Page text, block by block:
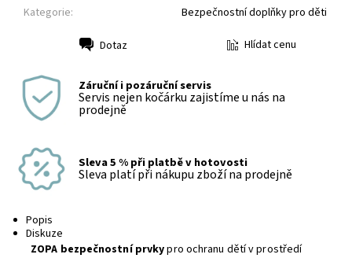
Kategorie: Bezpečnostní doplňky pro děti
Dotaz Hlídat cenu
Záruční i pozáruční servis
Servis nejen kočárku zajistíme u nás na
prodejně
Sleva 5 % při platbě v hotovosti
Sleva platí při nákupu zboží na prodejně
Popis
Diskuze
ZOPA bezpečnostní prvkypro ochranu dětí v prostředí